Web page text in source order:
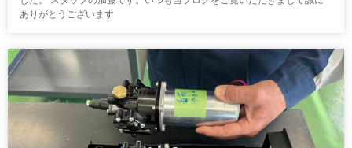
ありがとうございます